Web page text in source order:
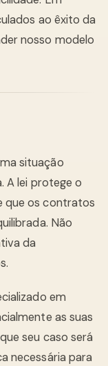
ao êxito da
nosso modelo
situação
A lei protege o
que os contratos
Não
da
em
as suas
seu caso será
necessária para